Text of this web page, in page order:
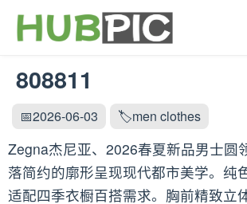
808811
📅2026-06-03 🏷️men clothes
Zegna杰尼亚、2026春夏新品男士圆
落简约的廓形呈现现代都市美学。纯
适配四季衣橱百搭需求。胸前精致立